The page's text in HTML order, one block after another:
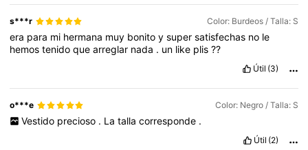
s***r Color: Burdeos / Talla: S
era para mi hermana muy bonitoysupersatisfechas no le
hemostenidoquearreglar nada . un like plis??
Útil (3)
o***e Color: Negro / Talla: S
Vestido precioso . La talla corresponde .
Útil (2)